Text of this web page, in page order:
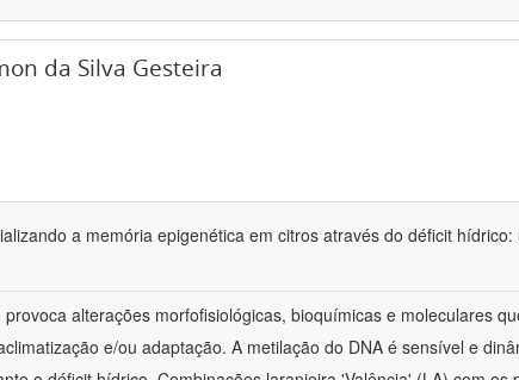
da Silva Gesteira
a memória epigenética em citros através do déficit hídrico:
alterações morfofisiológicas, bioquímicas e moleculares
e/ou adaptação. A metilação do DNA é sensível e